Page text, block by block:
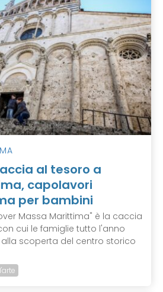
al tesoro a
capolavori
per bambini
Massa Marittima" è la caccia
cui le famiglie tutto l'anno
scoperta del centro storico